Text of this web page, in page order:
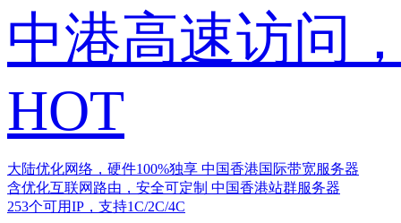
中港高速访问
HOT
大陆优化网络，硬件100%独享 中国香港国际带宽服务器
含优化互联网路由，安全可定制 中国香港站群服务器
253个可用IP，支持1C/2C/4C